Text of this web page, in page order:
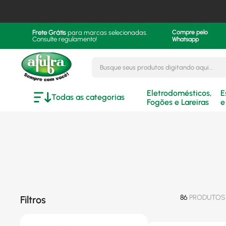
Frete Grátis para marcas selecionadas.
Consulte regulamento!
Compre pelo
Whatsapp
Todas as categorias
Eletrodomésticos,
Fogões e Lareiras
Filtros 86 PRODUTOS